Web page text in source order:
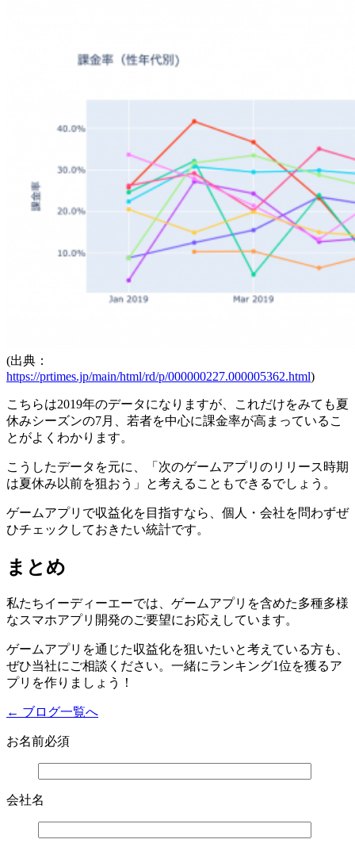
(出典：
https://prtimes.jp/main/html/rd/p/000000227.000005362.html)
こちらは2019年のデータになりますが、これだけをみても夏
休みシーズンの7月、若者を中心に課金率が高まっているこ
とがよくわかります。
こうしたデータを元に、「次のゲームアプリのリリース時期
は夏休み以前を狙おう」と考えることもできるでしょう。
ゲームアプリで収益化を目指すなら、個人・会社を問わずぜ
ひチェックしておきたい統計です。
まとめ
私たちイーディーエーでは、ゲームアプリを含めた多種多様
なスマホアプリ開発のご要望にお応えしています。
ゲームアプリを通じた収益化を狙いたいと考えている方も、
ぜひ当社にご相談ください。一緒にランキング1位を獲るア
プリを作りましょう！
← ブログ一覧へ
お名前必須
会社名